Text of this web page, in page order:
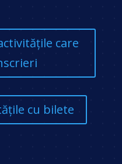
care
cu bilete